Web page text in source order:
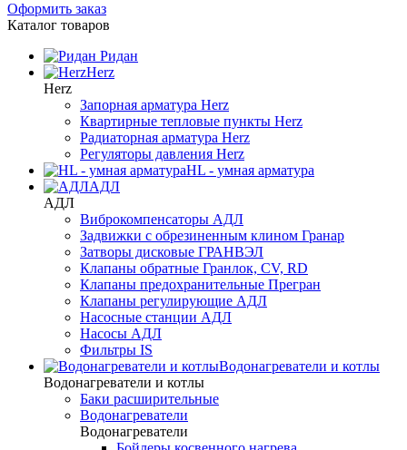
Оформить заказ
Каталог товаров
Ридан
Herz
Herz
Запорная арматура Herz
Квартирные тепловые пункты Herz
Радиаторная арматура Herz
Регуляторы давления Herz
HL - умная арматура
АДЛ
АДЛ
Виброкомпенсаторы АДЛ
Задвижки с обрезиненным клином Гранар
Затворы дисковые ГРАНВЭЛ
Клапаны обратные Гранлок, CV, RD
Клапаны предохранительные Прегран
Клапаны регулирующие АДЛ
Насосные станции АДЛ
Насосы АДЛ
Фильтры IS
Водонагреватели и котлы
Водонагреватели и котлы
Баки расширительные
Водонагреватели
Водонагреватели